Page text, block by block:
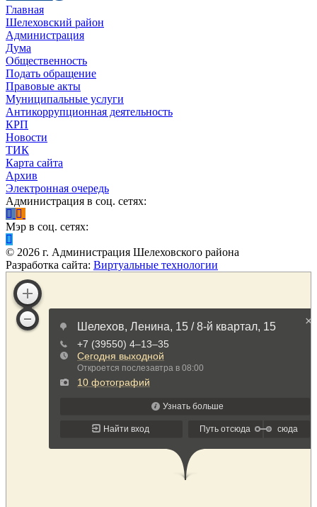
Главная
Шелеховский район
Администрация
Дума
Общественность
Подать обращение
Правовые акты
Муниципальные услуги
Антикоррупционная деятельность
КРП
Новости
ТИК
Карта сайта
Архив
Электронная очередь
Администрация в соц. сетях:
Мэр в соц. сетях:
© 2026 г. Администрация Шелеховского района
Разработка сайта: Виртуальные технологии